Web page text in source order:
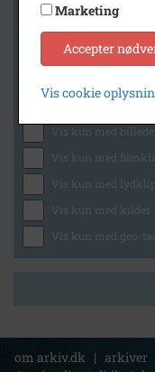
Generelt
Vis kun med
Vis kun med
Vis kun med lydklip
Vis kun med kilder
Vis kun med geo-
om arkiv.dk | arkiver
Marketing
Accepter
Vis cookie